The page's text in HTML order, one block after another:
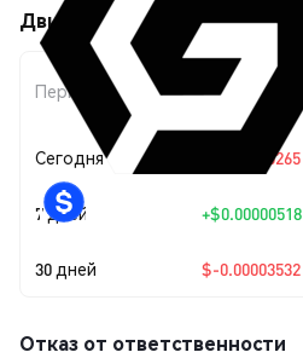
Движения цены Gomble (GM)
Период
Изменение
суммы
Сегодня $-0.00000265
7 дней +$0.00000518
30 дней $-0.00003532
Отказ от ответственности